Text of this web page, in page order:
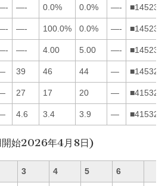
—- 0.0% 0.0% —- ■145236
—- 100.0% 0.0% —- ■145236
—- 4.00 5.00 —- ■145236
39 46 44 — ■145326
27 17 20 — ■415326
4.6 3.4 3.9 — ■415326
開始2026年4月8日)
3 4 5 6